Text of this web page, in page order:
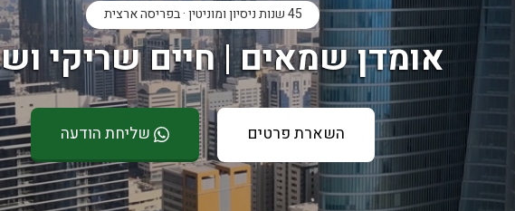
45 שנות ניסיון ומוניטין · בפריסה ארצית
אומדן שמאים | חיים שריקי
השארת פרטים שליחת הודעה